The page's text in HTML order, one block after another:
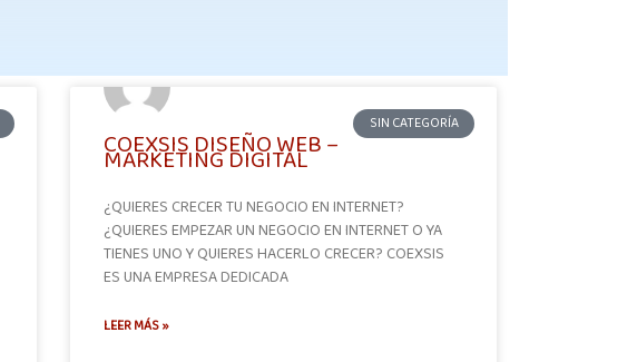
SIN CATEGORÍA
COEXSIS DISEÑO WEB –
MARKETING DIGITAL
¿QUIERES CRECER TU NEGOCIO EN INTERNET?
¿QUIERES EMPEZAR UN NEGOCIO EN INTERNET O YA
TIENES UNO Y QUIERES HACERLO CRECER? COEXSIS
ES UNA EMPRESA DEDICADA
LEER MÁS »